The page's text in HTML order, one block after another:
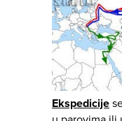
Ekspedicije